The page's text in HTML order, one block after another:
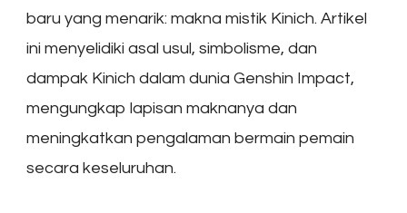
baru yang menarik: makna mistik Kinich. Artikel
ini menyelidiki asal usul, simbolisme, dan
dampak Kinich dalam dunia Genshin Impact,
mengungkap lapisan maknanya dan
meningkatkan pengalaman bermain pemain
secara keseluruhan.